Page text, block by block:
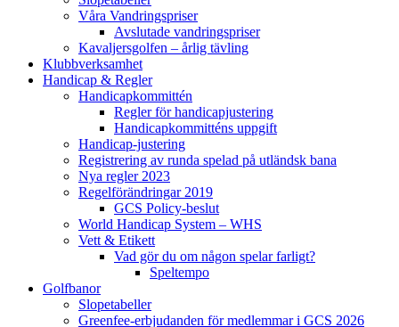
Våra Vandringspriser
Avslutade vandringspriser
Kavaljersgolfen – årlig tävling
Klubbverksamhet
Handicap & Regler
Handicapkommittén
Regler för handicapjustering
Handicapkommitténs uppgift
Handicap-justering
Registrering av runda spelad på utländsk bana
Nya regler 2023
Regelförändringar 2019
GCS Policy-beslut
World Handicap System – WHS
Vett & Etikett
Vad gör du om någon spelar farligt?
Speltempo
Golfbanor
Slopetabeller
Greenfee-erbjudanden för medlemmar i GCS 2026